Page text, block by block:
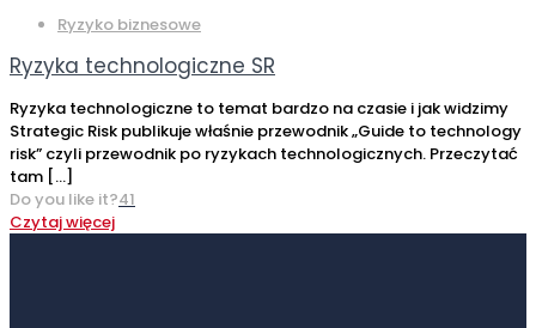
Ryzyko biznesowe
Ryzyka technologiczne SR
Ryzyka technologiczne to temat bardzo na czasie i jak widzimy
Strategic Risk publikuje właśnie przewodnik „Guide to technology
risk” czyli przewodnik po ryzykach technologicznych. Przeczytać
tam […]
Do you like it?41
Czytaj więcej